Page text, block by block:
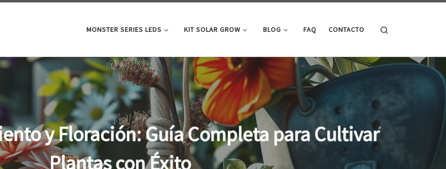
MONSTER SERIES LEDS KIT SOLAR GROW BLOG FAQ CONTACTO
la clave para un crecimiento óptimo de
tus plantas